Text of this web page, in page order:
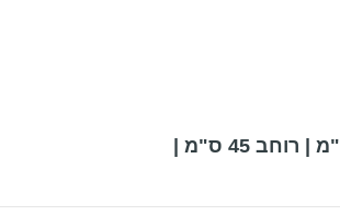
מידות: גובה 43 ס"מ | רוחב 45 ס"מ |